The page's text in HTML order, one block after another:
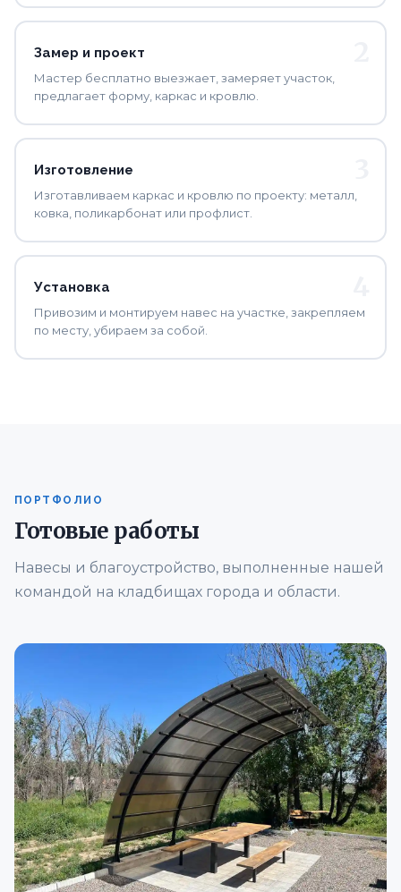
Замер и проект
Мастер бесплатно выезжает, замеряет участок,
предлагает форму, каркас и кровлю.
Изготовление
Изготавливаем каркас и кровлю по проекту: металл,
ковка, поликарбонат или профлист.
Установка
Привозим и монтируем навес на участке, закрепляем
по месту, убираем за собой.
ПОРТФОЛИО
Готовые работы
Навесы и благоустройство, выполненные нашей
командой на кладбищах города и области.